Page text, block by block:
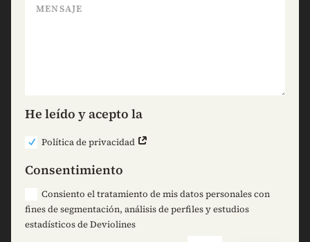
He leído y acepto la
Política de privacidad
Consentimiento
Consiento el tratamiento de mis datos personales con
fines de segmentación, análisis de perfiles y estudios
estadísticos de Deviolines